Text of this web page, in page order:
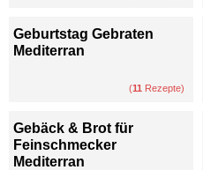
Geburtstag Gebraten
Mediterran
(11 Rezepte)
Gebäck & Brot für
Feinschmecker
Mediterran